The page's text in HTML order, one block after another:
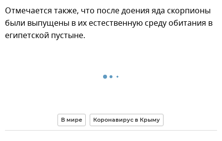
Отмечается также, что после доения яда скорпионы
были выпущены в их естественную среду обитания в
египетской пустыне.
В мире Коронавирус в Крыму